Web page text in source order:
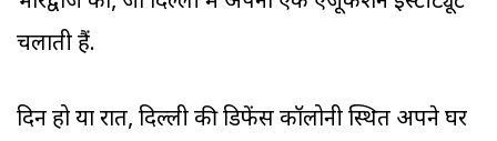
चलाती हैं.
दिन हो या रात, दिल्ली की डिफेंस कॉलोनी स्थित अपने घर